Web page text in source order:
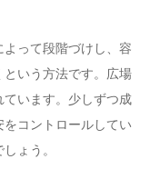
って段階づけし、容
いう方法です。広場
います。少しずつ成
コントロールしてい
ょう。